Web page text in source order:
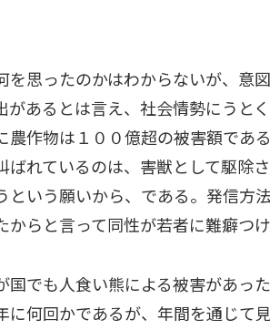
を思ったのかはわからないが、意
があるとは言え、社会情勢にうと
農作物は１００億超の被害額であ
ばれているのは、害獣として駆除
という願いから、である。発信方
からと言って同性が若者に難癖つ
国でも人食い熊による被害があった
に何回かであるが、年間を通じて